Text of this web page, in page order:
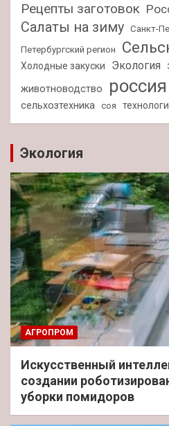
Рецепты заготовок
Салаты на зиму Санкт-
Петербургский регион
Холодные закуски Экология
животноводство россия
сельхозтехника соя
Экология
АГРОПРОМ
Искусственный
создании
уборки помидоров